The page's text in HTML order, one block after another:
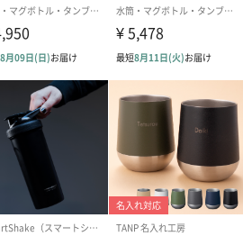
ン
たします。お相手のご住所に直接お
ンです。お相手に直接手渡しする場